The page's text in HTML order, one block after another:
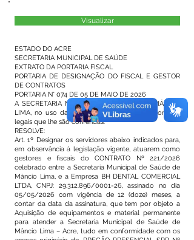
Visualizar
ESTADO DO ACRE
SECRETARIA MUNICIPAL DE SAÚDE
EXTRATO DA PORTARIA FISCAL
PORTARIA DE DESIGNAÇÃO DO FISCAL E GESTOR
DE CONTRATOS
PORTARIA N° 074 DE 05 DE MAIO DE 2026
A SECRETARIA MUNICIPAL DE SAÚDE DE MÂNCIO
LIMA, no uso das suas atribuições constitucionais e
legais que lhe são conferidas.
RESOLVE:
Art. 1º Designar os servidores abaixo indicados para,
em observância à legislação vigente, atuarem como
gestores e fiscais do CONTRATO Nº 221/2026
celebrado entre a Secretaria Municipal de Saúde de
Mâncio Lima, e a Empresa BH DENTAL COMERCIAL
LTDA, CNPJ: 29.312.896/0001-26, assinado no dia
05/05/2026 com vigência de 12 (doze) meses, a
contar da data da assinatura, que tem por objeto a
Aquisição de equipamentos e material permanente
para atender a Secretaria Municipal de Saúde de
Mâncio Lima – Acre, tudo em conformidade com os